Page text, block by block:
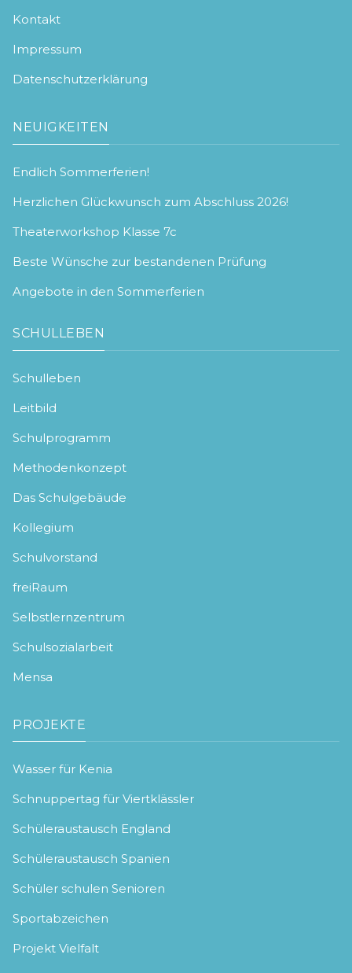
Kontakt
Impressum
Datenschutzerklärung
NEUIGKEITEN
Endlich Sommerferien!
Herzlichen Glückwunsch zum Abschluss 2026!
Theaterworkshop Klasse 7c
Beste Wünsche zur bestandenen Prüfung
Angebote in den Sommerferien
SCHULLEBEN
Schulleben
Leitbild
Schulprogramm
Methodenkonzept
Das Schulgebäude
Kollegium
Schulvorstand
freiRaum
Selbstlernzentrum
Schulsozialarbeit
Mensa
PROJEKTE
Wasser für Kenia
Schnuppertag für Viertklässler
Schüleraustausch England
Schüleraustausch Spanien
Schüler schulen Senioren
Sportabzeichen
Projekt Vielfalt